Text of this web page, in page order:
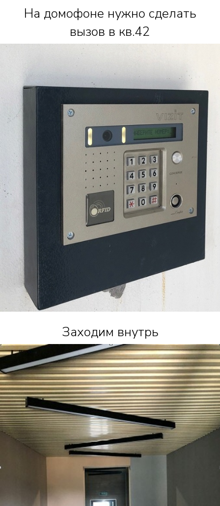
На домофоне нужно сделать
вызов в кв.42
Заходим внутрь